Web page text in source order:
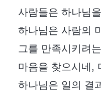
사람들은 하나님
하나님은 사람의
그를 만족시키려
마음을 찾으시네,
하나님은 일의 결